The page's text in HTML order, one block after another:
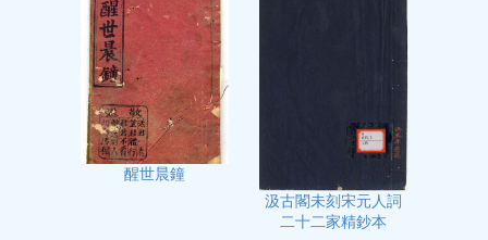
醒世晨鐘
汲古閣未刻宋元人詞
二十二家精鈔本